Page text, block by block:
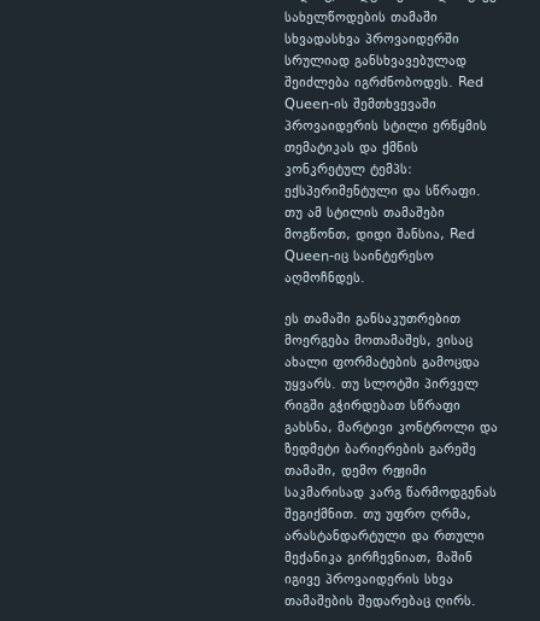
სახელწოდების თამაში
სხვადასხვა პროვაიდერში
სრულიად განსხვავებულად
შეიძლება იგრძნობოდეს. Red
Queen-ის შემთხვევაში
პროვაიდერის სტილი ერწყმის
თემატიკას და ქმნის
კონკრეტულ ტემპს:
ექსპერიმენტული და სწრაფი.
თუ ამ სტილის თამაშები
მოგწონთ, დიდი შანსია, Red
Queen-იც საინტერესო
აღმოჩნდეს.
ეს თამაში განსაკუთრებით
მოერგება მოთამაშეს, ვისაც
ახალი ფორმატების გამოცდა
უყვარს. თუ სლოტში პირველ
რიგში გჭირდებათ სწრაფი
გახსნა, მარტივი კონტროლი და
ზედმეტი ბარიერების გარეშე
თამაში, დემო რეჟიმი
საკმარისად კარგ წარმოდგენას
შეგიქმნით. თუ უფრო ღრმა,
არასტანდარტული და რთული
მექანიკა გირჩევნიათ, მაშინ
იგივე პროვაიდერის სხვა
თამაშების შედარებაც ღირს.